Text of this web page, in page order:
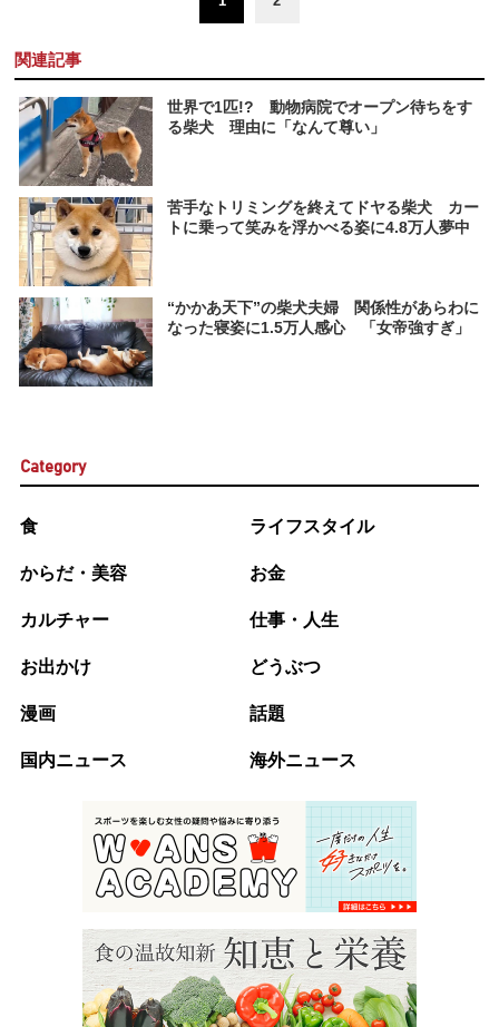
関連記事
世界で1匹!? 動物病院でオープン待ちをす
る柴犬 理由に「なんて尊い」
苦手なトリミングを終えてドヤる柴犬 カー
トに乗って笑みを浮かべる姿に4.8万人夢中
“かかあ天下”の柴犬夫婦 関係性があらわに
なった寝姿に1.5万人感心 「女帝強すぎ」
Category
食 ライフスタイル
からだ・美容 お金
カルチャー 仕事・人生
お出かけ どうぶつ
漫画 話題
国内ニュース 海外ニュース